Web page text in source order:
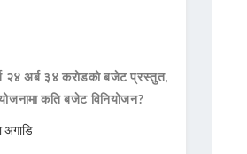
२४ अर्ब ३४ करोडको बजेट प्रस्तुत,
कति बजेट विनियोजन?
अगाडि